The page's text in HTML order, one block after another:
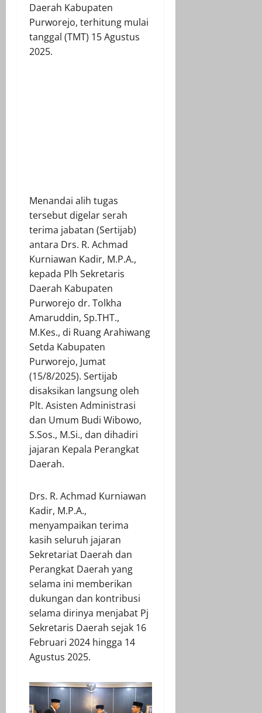
Daerah Kabupaten
Purworejo, terhitung mulai
tanggal (TMT) 15 Agustus
2025.
Menandai alih tugas
tersebut digelar serah
terima jabatan (Sertijab)
antara Drs. R. Achmad
Kurniawan Kadir, M.P.A.,
kepada Plh Sekretaris
Daerah Kabupaten
Purworejo dr. Tolkha
Amaruddin, Sp.THT.,
M.Kes., di Ruang Arahiwang
Setda Kabupaten
Purworejo, Jumat
(15/8/2025). Sertijab
disaksikan langsung oleh
Plt. Asisten Administrasi
dan Umum Budi Wibowo,
S.Sos., M.Si., dan dihadiri
jajaran Kepala Perangkat
Daerah.
Drs. R. Achmad Kurniawan
Kadir, M.P.A.,
menyampaikan terima
kasih seluruh jajaran
Sekretariat Daerah dan
Perangkat Daerah yang
selama ini memberikan
dukungan dan kontribusi
selama dirinya menjabat Pj
Sekretaris Daerah sejak 16
Februari 2024 hingga 14
Agustus 2025.